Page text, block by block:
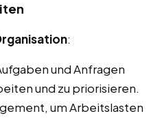
:
und Anfragen
und zu priorisieren.
um Arbeitslasten